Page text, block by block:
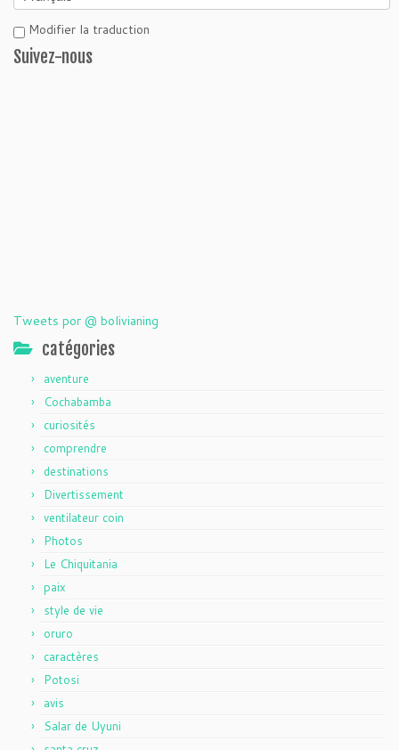
Modifier la traduction
Suivez-nous
Tweets por @ bolivianing
catégories
aventure
Cochabamba
curiosités
comprendre
destinations
Divertissement
ventilateur coin
Photos
Le Chiquitania
paix
style de vie
oruro
caractères
Potosi
avis
Salar de Uyuni